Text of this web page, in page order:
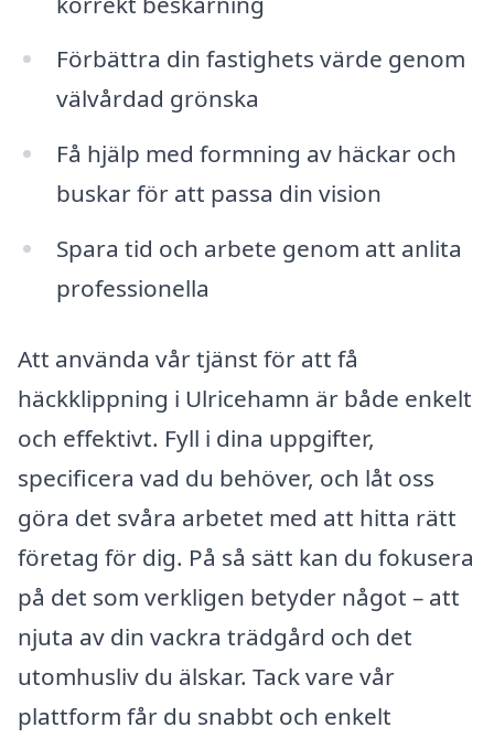
Förbättra din fastighets värde genom
välvårdad grönska
Få hjälp med formning av häckar och
buskar för att passa din vision
Spara tid och arbete genom att anlita
professionella
Att använda vår tjänst för att få
häckklippning i Ulricehamn är både enkelt
och effektivt. Fyll i dina uppgifter,
specificera vad du behöver, och låt oss
göra det svåra arbetet med att hitta rätt
företag för dig. På så sätt kan du fokusera
på det som verkligen betyder något – att
njuta av din vackra trädgård och det
utomhusliv du älskar. Tack vare vår
plattform får du snabbt och enkelt